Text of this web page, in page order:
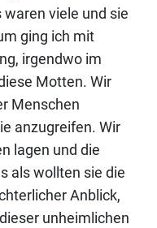
viele und sie
ging ich mit
irgendwo im
Motten. Wir
Menschen
anzugreifen. Wir
lagen und die
als wollten sie die
Anblick,
unheimlichen